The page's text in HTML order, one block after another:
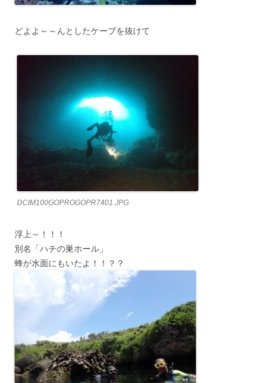
どよよ～～んとしたケーブを抜けて
DCIM100GOPROGOPR7401.JPG
浮上～！！！
別名「ハチの巣ホール」
蜂が水面にもいたよ！！？？